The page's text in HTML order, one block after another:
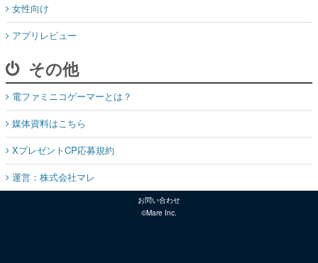
女性向け
アプリレビュー
その他
電ファミニコゲーマーとは？
媒体資料はこちら
XプレゼントCP応募規約
運営：株式会社マレ
お問い合わせ
©Mare Inc.